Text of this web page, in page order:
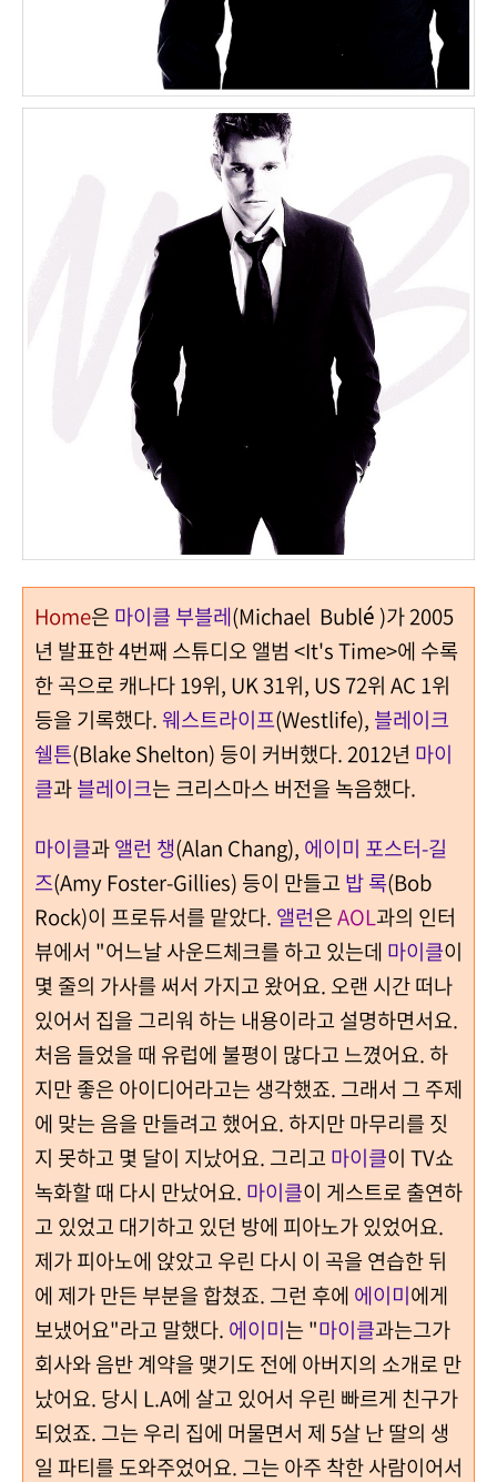
Home은 마이클 부블레(Michael Bublé )가 2005
년 발표한 4번째 스튜디오 앨범 <It's Time>에 수록
한 곡으로 캐나다 19위, UK 31위, US 72위 AC 1위
등을 기록했다. 웨스트라이프(Westlife), 블레이크
쉘튼(Blake Shelton) 등이 커버했다. 2012년 마이
클과블레이크는 크리스마스 버전을 녹음했다.
마이클과앨런 챙(Alan Chang), 에이미 포스터-길
즈(Amy Foster-Gillies) 등이 만들고 밥 록(Bob
Rock)이 프로듀서를 맡았다. 앨런은AOL과의 인터
뷰에서 "어느날 사운드체크를 하고 있는데 마이클이
몇 줄의 가사를 써서 가지고 왔어요. 오랜 시간 떠나
있어서 집을 그리워 하는 내용이라고 설명하면서요.
처음 들었을 때 유럽에 불평이 많다고 느꼈어요. 하
지만 좋은 아이디어라고는 생각했죠. 그래서 그 주제
에 맞는 음을 만들려고 했어요. 하지만 마무리를 짓
지 못하고 몇 달이 지났어요. 그리고 마이클이 TV쇼
녹화할 때 다시 만났어요. 마이클이 게스트로 출연하
고 있었고 대기하고 있던 방에 피아노가 있었어요.
제가 피아노에 앉았고 우린 다시 이 곡을 연습한 뒤
에 제가 만든 부분을 합쳤죠. 그런 후에 에이미에게
보냈어요"라고 말했다. 에이미는 "마이클과는그가
회사와 음반 계약을 맺기도 전에 아버지의 소개로 만
났어요. 당시 L.A에 살고 있어서 우린 빠르게 친구가
되었죠. 그는 우리 집에 머물면서 제 5살 난 딸의 생
일 파티를 도와주었어요. 그는 아주 착한 사람이어서